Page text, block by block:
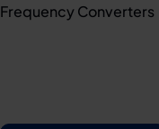
Frequency Converters